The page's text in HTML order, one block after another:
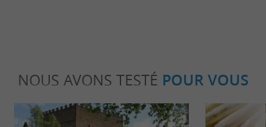
NOUS AVONS TESTÉ POUR VOUS